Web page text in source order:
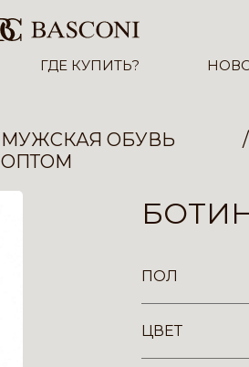
ГДЕ КУПИТЬ?
МУЖСКАЯ ОБУВЬ
ОПТОМ
ПОЛ
ЦВЕТ